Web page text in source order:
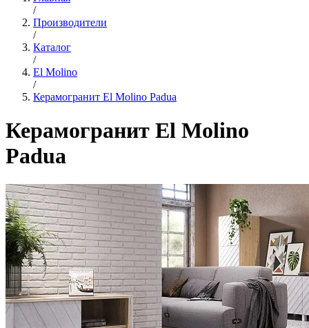
/
Производители
/
Каталог
/
El Molino
/
Керамогранит El Molino Padua
Керамогранит El Molino
Padua